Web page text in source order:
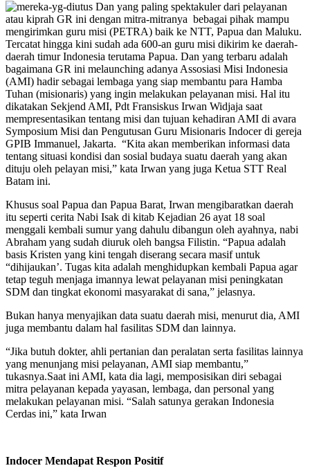
Dan yang paling spektakuler dari pelayanan
atau kiprah GR ini dengan mitra-mitranya bebagai pihak mampu
mengirimkan guru misi (PETRA) baik ke NTT, Papua dan Maluku.
Tercatat hingga kini sudah ada 600-an guru misi dikirim ke daerah-
daerah timur Indonesia terutama Papua. Dan yang terbaru adalah
bagaimana GR ini melaunching adanya Assosiasi Misi Indonesia
(AMI) hadir sebagai lembaga yang siap membantu para Hamba
Tuhan (misionaris) yang ingin melakukan pelayanan misi. Hal itu
dikatakan Sekjend AMI, Pdt Fransiskus Irwan Widjaja saat
mempresentasikan tentang misi dan tujuan kehadiran AMI di avara
Symposium Misi dan Pengutusan Guru Misionaris Indocer di gereja
GPIB Immanuel, Jakarta. “Kita akan memberikan informasi data
tentang situasi kondisi dan sosial budaya suatu daerah yang akan
dituju oleh pelayan misi,” kata Irwan yang juga Ketua STT Real
Batam ini.
Khusus soal Papua dan Papua Barat, Irwan mengibaratkan daerah
itu seperti cerita Nabi Isak di kitab Kejadian 26 ayat 18 soal
menggali kembali sumur yang dahulu dibangun oleh ayahnya, nabi
Abraham yang sudah diuruk oleh bangsa Filistin. “Papua adalah
basis Kristen yang kini tengah diserang secara masif untuk
“dihijaukan’. Tugas kita adalah menghidupkan kembali Papua agar
tetap teguh menjaga imannya lewat pelayanan misi peningkatan
SDM dan tingkat ekonomi masyarakat di sana,” jelasnya.
Bukan hanya menyajikan data suatu daerah misi, menurut dia, AMI
juga membantu dalam hal fasilitas SDM dan lainnya.
“Jika butuh dokter, ahli pertanian dan peralatan serta fasilitas lainnya
yang menunjang misi pelayanan, AMI siap membantu,”
tukasnya.Saat ini AMI, kata dia lagi, memposisikan diri sebagai
mitra pelayanan kepada yayasan, lembaga, dan personal yang
melakukan pelayanan misi. “Salah satunya gerakan Indonesia
Cerdas ini,” kata Irwan
Indocer Mendapat Respon Positif